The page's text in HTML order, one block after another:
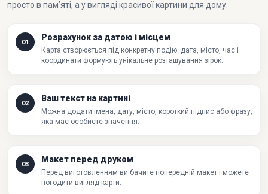
просто в пам’яті, а у вигляді красивої картини для дому.
01 Розрахунок за датою і місцем
Карта створюється під конкретну подію: дата, місто, час і
координати формують унікальне розташування зірок.
02 Ваш текст на картині
Можна додати імена, дату, місто, короткий підпис або фразу,
яка має особисте значення.
03 Макет перед друком
Перед виготовленням ви бачите попередній макет і можете
погодити вигляд карти.